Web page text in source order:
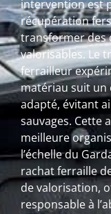
intervention est
récupération
transformer des
valorisables. Le
ferrailleur
matériau suit un
adapté, évitant
sauvages. Cette
meilleure
l’échelle du
rachat ferraille
de valorisation,
responsable à